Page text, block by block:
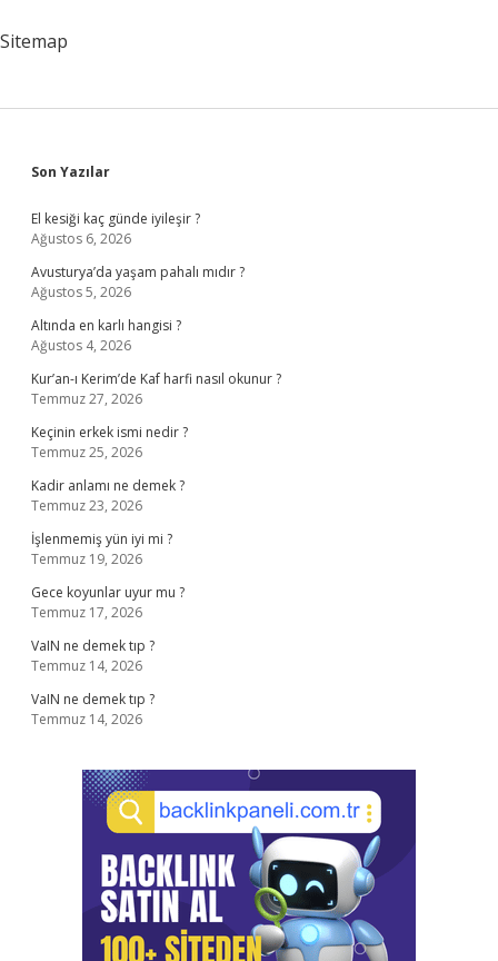
Sitemap
Sidebar
Son Yazılar
El kesiği kaç günde iyileşir ?
Ağustos 6, 2026
Avusturya’da yaşam pahalı mıdır ?
Ağustos 5, 2026
Altında en karlı hangisi ?
Ağustos 4, 2026
Kur’an-ı Kerim’de Kaf harfi nasıl okunur ?
Temmuz 27, 2026
Keçinin erkek ismi nedir ?
Temmuz 25, 2026
Kadir anlamı ne demek ?
Temmuz 23, 2026
İşlenmemiş yün iyi mi ?
Temmuz 19, 2026
Gece koyunlar uyur mu ?
Temmuz 17, 2026
VaIN ne demek tıp ?
Temmuz 14, 2026
VaIN ne demek tıp ?
Temmuz 14, 2026